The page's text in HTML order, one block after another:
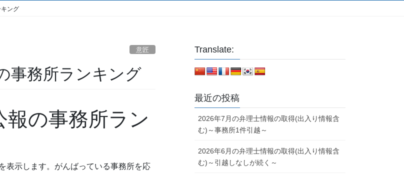
ング
意匠
事務所ランキング
報の事務所ラン
表示します。がんばっている事務所を応
Translate:
最近の投稿
2026年7月の弁理士情報の取得(出入り情報含
む)～事務所1件引越～
2026年6月の弁理士情報の取得(出入り情報含
む)～引越しなしが続く～